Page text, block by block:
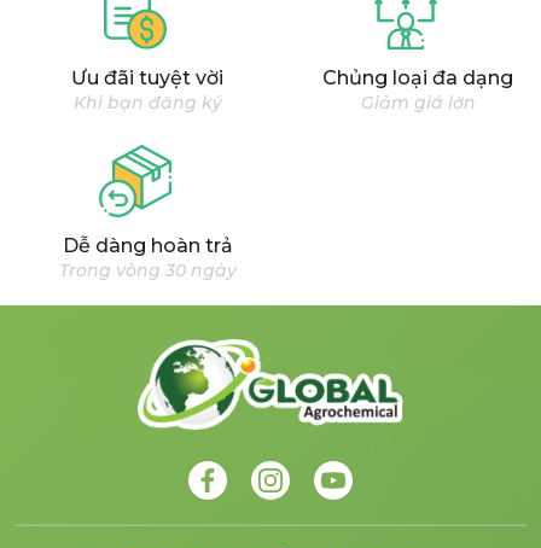
Ưu đãi tuyệt vời
Khi bạn đăng ký
Chủng loại đa dạng
Giảm giá lớn
Dễ dàng hoàn trả
Trong vòng 30 ngày